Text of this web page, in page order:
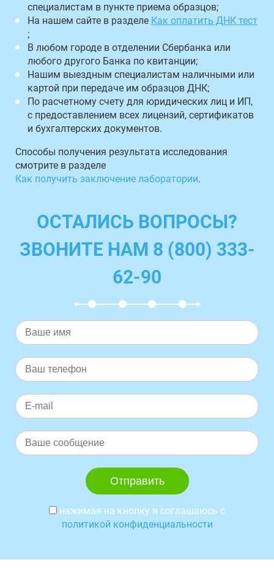
специалистам в пункте приема образцов;
На нашем сайте в разделе Как оплатить ДНК тест
;
В любом городе в отделении Сбербанка или
любого другого Банка по квитанции;
Нашим выездным специалистам наличными или
картой при передаче им образцов ДНК;
По расчетному счету для юридических лиц и ИП,
с предоставлением всех лицензий, сертификатов
и бухгалтерских документов.
Способы получения результата исследования
смотрите в разделе
Как получить заключение лаборатории.
ОСТАЛИСЬ ВОПРОСЫ?
ЗВОНИТЕ НАМ 8 (800) 333-
62-90
нажимая на кнопку я соглашаюсь с
политикой конфиденциальности